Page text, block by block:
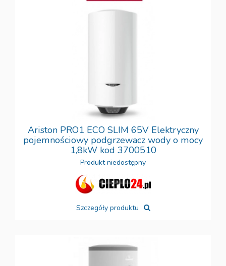
Ariston PRO1 ECO SLIM 65V Elektryczny
pojemnościowy podgrzewacz wody o mocy
1,8kW kod 3700510
Produkt niedostępny
Szczegóły produktu